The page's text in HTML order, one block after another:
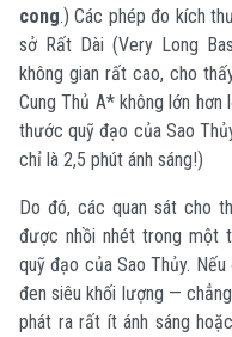
cong.) Các phép đo kích
sở Rất Dài (Very Long
không gian rất cao, cho
Cung Thủ A* không lớn hơn
thước quỹ đạo của Sao
chỉ là 2,5 phút ánh sáng!)
Do đó, các quan sát cho
được nhồi nhét trong một
quỹ đạo của Sao Thủy.
đen siêu khối lượng —
phát ra rất ít ánh sáng